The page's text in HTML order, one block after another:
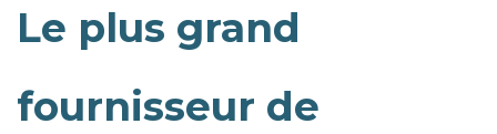
Le plus grand
fournisseur de